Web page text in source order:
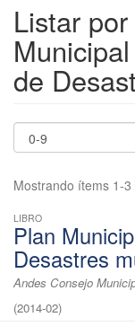
Listar
de
Mostrando ítems 1-3
LIBRO
Plan
Desastres
Andes Consejo
(2014-02)